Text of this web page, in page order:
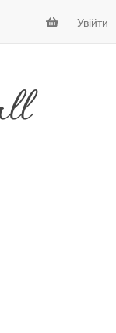
Увійти